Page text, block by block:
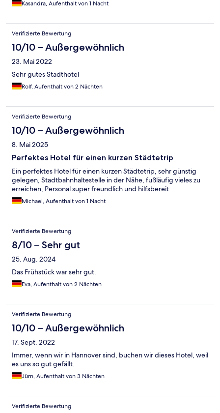
Kasandra, Aufenthalt von 1 Nacht
Verifizierte Bewertung
10/10 – Außergewöhnlich
23. Mai 2022
Sehr gutes Stadthotel
Rolf, Aufenthalt von 2 Nächten
Verifizierte Bewertung
10/10 – Außergewöhnlich
8. Mai 2025
Perfektes Hotel für einen kurzen Städtetrip
Ein perfektes Hotel für einen kurzen Städtetrip, sehr günstig
gelegen, Stadtbahnhaltestelle in der Nähe, fußläufig vieles zu
erreichen, Personal super freundlich und hilfsbereit
Michael, Aufenthalt von 1 Nacht
Verifizierte Bewertung
8/10 – Sehr gut
25. Aug. 2024
Das Frühstück war sehr gut.
Eva, Aufenthalt von 2 Nächten
Verifizierte Bewertung
10/10 – Außergewöhnlich
17. Sept. 2022
Immer, wenn wir in Hannover sind, buchen wir dieses Hotel, weil
es uns so gut gefällt.
Jürn, Aufenthalt von 3 Nächten
Verifizierte Bewertung